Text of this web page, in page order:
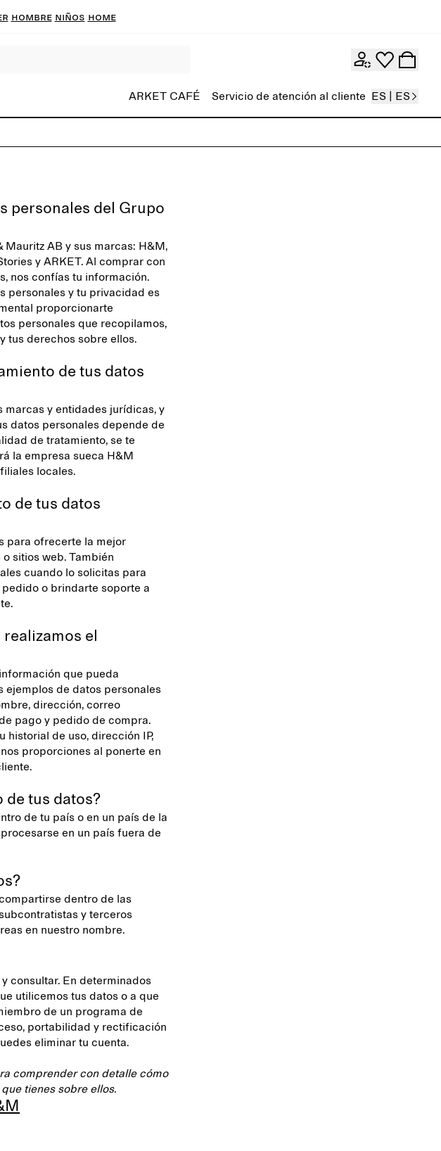
HOMBRE NIÑOS HOME
ARKET CAFÉ Servicio de atención al cliente ES | ES
personales del Grupo
AB y sus marcas: H&M,
y ARKET. Al comprar con
nos confías tu información.
personales y tu privacidad es
proporcionarte
personales que recopilamos,
tus derechos sobre ellos.
de tus datos
marcas y entidades jurídicas, y
datos personales depende de
de tratamiento, se te
la empresa sueca H&M
locales.
de tus datos
para ofrecerte la mejor
sitios web. También
cuando lo solicitas para
o brindarte soporte a
el
que pueda
ejemplos de datos personales
dirección, correo
pago y pedido de compra.
historial de uso, dirección IP,
proporciones al ponerte en
de tus datos?
de tu país o en un país de la
en un país fuera de
dentro de las
y terceros
en nuestro nombre.
consultar. En determinados
utilicemos tus datos o a que
de un programa de
portabilidad y rectificación
eliminar tu cuenta.
comprender con detalle cómo
tienes sobre ellos.